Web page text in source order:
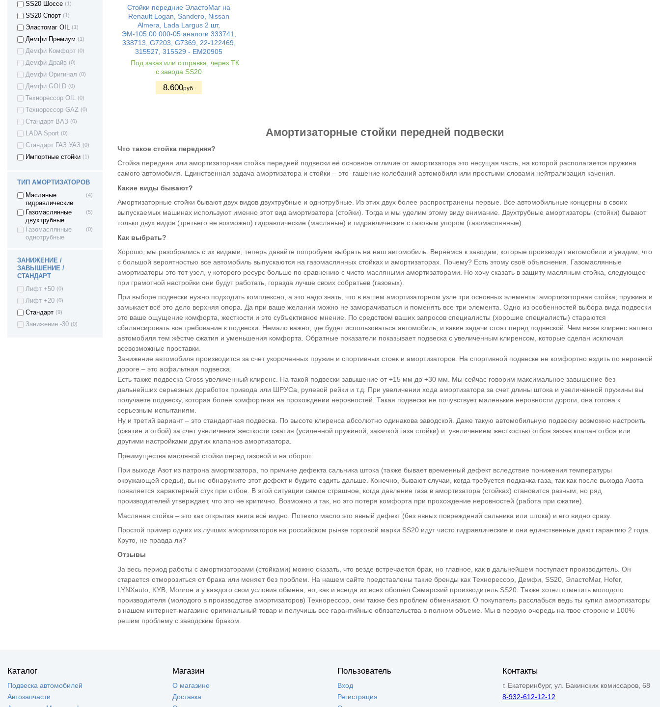
Renault Sandero
Renault Sandero
(Stepway)
Seat Arosa
Seat ALHAMBRA
Seat ALTEA (1)
Seat TOLEDO
Seat CORDOBA
Seat LEON (4)
Seat IBIZA
Skoda Fabia (2)
Skoda Fabia II
Skoda Fabia III (1)
Skoda Yeti
Skoda Rapid
Suzuki Grand
Vitara
(2)
Toyota Auris (2)
Toyota Corolla
Toyota Verso
Toyota Yaris
Toyota Urban
Cruiser
OPEL Astra (4)
OPEL Astra J
ZAZ Sens
SS20 Шоссе (1)
SS20 Спорт (1)
Эластомаг OIL (1)
Демфи Премиум (1)
Демфи Комфорт (0)
Демфи Драйв (0)
Демфи Оригинал (0)
Демфи GOLD (0)
Технорессор OIL (0)
Технорессор GAZ (0)
Стандарт ВАЗ (0)
LADA Sport (0)
Стандарт ГАЗ УАЗ (0)
Импортные стойки (1)
ТИП АМОРТИЗАТОРОВ
Масляные
гидравлические
(4)
Газомаслянные
двухтрубные
(5)
Газомаслянные
однотрубные
(0)
ЗАНИЖЕНИЕ /
ЗАВЫШЕНИЕ /
СТАНДАРТ
Лифт +50 (0)
Лифт +20 (0)
Стандарт (9)
Занижение -30 (0)
Стойки передние ЭластоМаг на
Renault Logan, Sandero, Nissan
Almera, Lada Largus 2 шт,
ЭМ-105.00.000-05 аналоги 333741,
338713, G7203, G7369, 22-122469,
315527, 315529 - EM20905
Под заказ или отправка, через ТК
с завода SS20
8.600руб.
Амортизаторные стойки передней подвески
Что такое стойка передняя?
Стойка передняя или амортизаторная стойка передней подвески её основное отличие от амортизатора это несущая часть, на которой располагается пружина
самого автомобиля. Единственная задача амортизатора и стойки – это гашение колебаний автомобиля или простыми словами нейтрализация качения.
Какие виды бывают?
Амортизаторные стойки бывают двух видов двухтрубные и однотрубные. Из этих двух более распространены первые. Все автомобильные концерны в своих
выпускаемых машинах используют именно этот вид амортизатора (стойки). Тогда и мы уделим этому виду внимание. Двухтрубные амортизаторы (стойки) бывают
только двух видов (третьего не возможно) гидравлические (масляные) и гидравлические с газовым упором (газомаслянные).
Как выбрать?
Хорошо, мы разобрались с их видами, теперь давайте попробуем выбрать на наш автомобиль. Вернёмся к заводам, которые производят автомобили и увидим, что
с большой вероятностью все автомобиль выпускаются на газомаслянных стойках и амортизаторах. Почему? Есть этому своё объяснения. Газомаслянные
амортизаторы это тот узел, у которого ресурс больше по сравнению с чисто масляными амортизаторами. Но хочу сказать в защиту масляным стойка, следующее
при грамотной настройки они будут работать, горазда лучше своих собратьев (газовых).
При выборе подвески нужно подходить комплексно, а это надо знать, что в вашем амортизаторном узле три основных элемента: амортизаторная стойка, пружина и
замыкает всё это дело верхняя опора. Да при ваше желании можно не заморачиваться и поменять все три элемента. Одно из особенностей выбора вида подвески
это ваше ощущение комфорта, жесткости и это субъективное мнение. По средством ваших запросов специалисты (хорошие специалисты) стараются
сбалансировать все требование к подвески. Немало важно, где будет использоваться автомобиль, и какие задачи стоят перед подвеской. Чем ниже клиренс вашего
автомобиля тем жёстче сжатия и уменьшения комфорта. Обратные показатели показывает подвеска с увеличенным клиренсом, которые сделан исключая
всевозможные проставки.
Занижение автомобиля производится за счет укороченных пружин и спортивных стоек и амортизаторов. На спортивной подвеске не комфортно ездить по неровной
дороге – это асфальтная подвеска.
Есть также подвеска Cross увеличенный клиренс. На такой подвески завышение от +15 мм до +30 мм. Мы сейчас говорим максимальное завышение без
дальнейших серьезных доработок привода или ШРУСа, рулевой рейки и т.д. При увеличении хода амортизатора за счет длины штока и увеличенной пружины вы
получаете подвеску, которая более комфортная на прохождении неровностей. Такая подвеска не почувствует маленькие неровности дороги, она готова к
серьезным испытаниям.
Ну и третий вариант – это стандартная подвеска. По высоте клиренса абсолютно одинакова заводской. Даже такую автомобильную подвеску возможно настроить
(сжатие и отбой) за счет увеличения жесткости сжатия (усиленной пружиной, закачкой газа стойки) и увеличением жесткостью отбоя зажав клапан отбоя или
другими настройками других клапанов амортизатора.
Преимущества масляной стойки перед газовой и на оборот:
При выходе Азот из патрона амортизатора, по причине дефекта сальника штока (также бывает временный дефект вследствие понижения температуры
окружающей среды), вы не обнаружите этот дефект и будите ездить дальше. Конечно, бывают случаи, когда требуется подкачка газа, так как после выхода Азота
появляется характерный стук при отбое. В этой ситуации самое страшное, когда давление газа в амортизатора (стойках) становится разным, но ряд
производителей утверждает, что это не критично. Возможно и так, но это потеря комфорта при прохождение неровностей (работа при сжатие).
Масляная стойка – это как открытая книга всё видно. Потекло масло это явный дефект (без явных повреждений сальника или штока) и его видно сразу.
Простой пример одних из лучших амортизаторов на российском рынке торговой марки SS20 идут чисто гидравлические и они единственные дают гарантию 2 года.
Круто, не правда ли?
Отзывы
За весь период работы с амортизаторами (стойками) можно сказать, что везде встречается брак, но главное, как в дальнейшем поступает производитель. Он
старается отморозиться от брака или меняет без проблем. На нашем сайте представлены такие бренды как Технорессор, Демфи, SS20, ЭластоМаг, Hofer,
LYNXauto, KYB, Monroe и у каждого свои условия обмена, но, как и всегда их всех обошёл Самарский производитель SS20. Также хотел отметить молодого
производителя (молодого в производстве амортизаторов) Технорессор, они также без проблем обменивают. О покупатель расслабься ведь ты купил амортизаторы
в нашем интернет-магазине оригинальный товар и получишь все гарантийные обязательства в полном объеме. Мы в первую очередь на твое стороне и 100%
решим проблему с заводским браком.
Каталог
Подвеска автомобилей
Автозапчасти
Магазин
О магазине
Доставка
Пользователь
Вход
Регистрация
Контакты
г. Екатеринбург, ул. Бакинских комиссаров, 68
8-932-612-12-12